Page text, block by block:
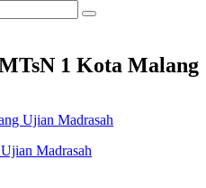
1 Kota Malang
Ujian Madrasah